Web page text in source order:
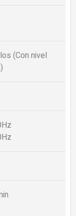
(Con nivel